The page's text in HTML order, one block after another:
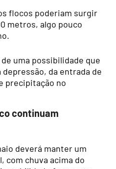
flocos poderiam surgir
metros, algo pouco
uma possibilidade que
da entrada de
precipitação no
continuam
deverá manter um
com chuva acima do